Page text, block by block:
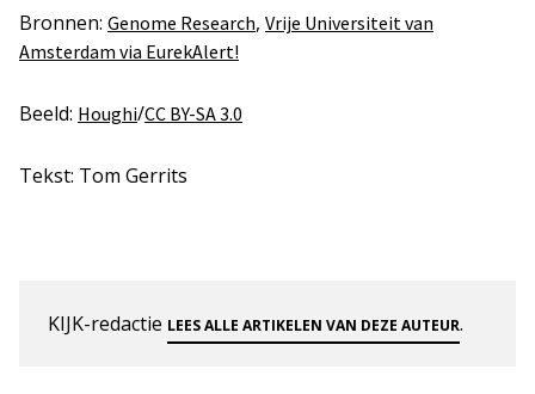
Bronnen: Genome Research, Vrije Universiteit van
Amsterdam via EurekAlert!
Beeld: Houghi/CC BY-SA 3.0
Tekst: Tom Gerrits
KIJK-redactie LEES ALLE ARTIKELEN VAN DEZE AUTEUR.